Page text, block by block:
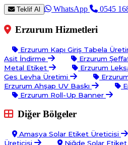
Teklif Al WhatsApp 0545
Erzurum Hizmetleri
Erzurum Kapı Giriş Tabela
Asit İndirme
Erzurum
Metal Etiket
Erzurum
Ges Levha Üretimi
Erzurum Ahşap UV Baskı
Erzurum Roll-Up Banner
Diğer Bölgeler
Amasya Solar Etiket Üreticisi
Üreticisi
Niğde Solar